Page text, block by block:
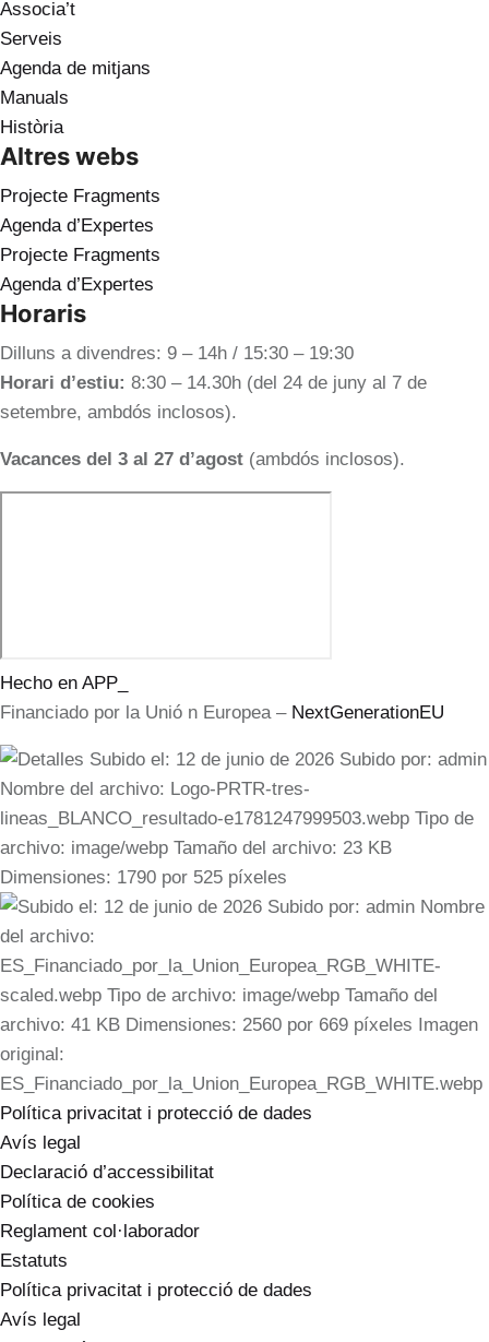
Associa’t
Serveis
Agenda de mitjans
Manuals
Història
Altres webs
Projecte Fragments
Agenda d’Expertes
Projecte Fragments
Agenda d’Expertes
Horaris
Dilluns a divendres: 9 – 14h / 15:30 – 19:30
Horari d’estiu: 8:30 – 14.30h (del 24 de juny al 7 de
setembre, ambdós inclosos).
Vacances del 3 al 27 d’agost (ambdós inclosos).
Hecho en APP_
Financiado por la Unió n Europea – NextGenerationEU
Política privacitat i protecció de dades
Avís legal
Declaració d’accessibilitat
Política de cookies
Reglament col·laborador
Estatuts
Política privacitat i protecció de dades
Avís legal